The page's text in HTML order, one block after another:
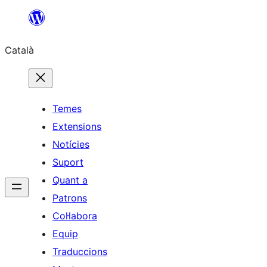
contingut
Català
Temes
Extensions
Notícies
Suport
Quant a
Patrons
Col·labora
Equip
Traduccions